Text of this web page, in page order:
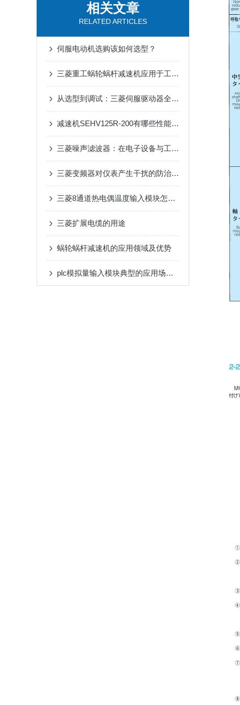
相关文章
RELATED ARTICLES
伺服电动机选购该如何选型？
三菱重工蜗轮蜗杆减速机应用于工业领域
从选型到调试：三菱伺服驱动器全流程应用指南，新手也能快速上手
减速机SEHV125R-200有哪些性能参数和特点呢？
三菱噪声滤波器：在电子设备与工业自动化中实现电磁兼容性提升的关键工具
三菱变频器对仪表产生干扰的防治措施
三菱8通道热电偶温度输入模块怎么安装？
三菱扩展电缆的用途
蜗轮蜗杆减速机的应用领域及优势
plc模拟量输入模块典型的应用场景介绍